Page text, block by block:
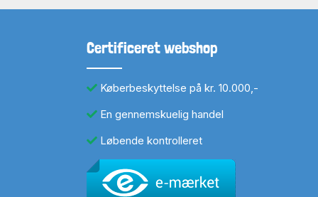
Certificeret webshop
Køberbeskyttelse på kr. 10.000,-
En gennemskuelig handel
Løbende kontrolleret